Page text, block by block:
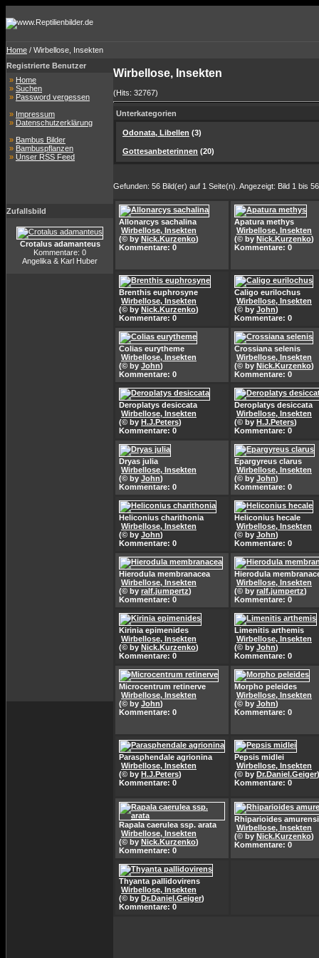
Home / Wirbellose, Insekten
Registrierte Benutzer
» Home
» Suchen
» Password vergessen
» Impressum
» Datenschutzerklärung
» Bambus Bilder
» Bambuspflanzen
» Unser RSS Feed
Zufallsbild
Crotalus adamanteus
Kommentare: 0
Angelika & Karl Huber
Wirbellose, Insekten
(Hits: 32767)
Unterkategorien
Odonata, Libellen (3)
Gottesanbeterinnen (20)
Gefunden: 56 Bild(er) auf 1 Seite(n). Angezeigt: Bild 1 bis
Allonarcys sachalina
Wirbellose, Insekten
(© by Nick.Kurzenko)
Kommentare: 0
Apatura methys
Wirbellose, Insekten
(© by Nick.Kurzenko)
Kommentare: 0
Brenthis euphrosyne
Wirbellose, Insekten
(© by Nick.Kurzenko)
Kommentare: 0
Caligo eurilochus
Wirbellose, Insekten
(© by John)
Kommentare: 0
Colias eurytheme
Wirbellose, Insekten
(© by John)
Kommentare: 0
Crossiana selenis
Wirbellose, Insekten
(© by Nick.Kurzenko)
Kommentare: 0
Deroplatys desiccata
Wirbellose, Insekten
(© by H.J.Peters)
Kommentare: 0
Deroplatys desiccata
Wirbellose, Insekten
(© by H.J.Peters)
Kommentare: 0
Dryas julia
Wirbellose, Insekten
(© by John)
Kommentare: 0
Epargyreus clarus
Wirbellose, Insekten
(© by John)
Kommentare: 0
Heliconius charithonia
Wirbellose, Insekten
(© by John)
Kommentare: 0
Heliconius hecale
Wirbellose, Insekten
(© by John)
Kommentare: 0
Hierodula membranacea
Wirbellose, Insekten
(© by ralf.jumpertz)
Kommentare: 0
Hierodula
Wirbellose, Insekten
(© by ralf.jumpertz)
Kommentare: 0
Kirinia epimenides
Wirbellose, Insekten
(© by Nick.Kurzenko)
Kommentare: 0
Limenitis arthemis
Wirbellose, Insekten
(© by John)
Kommentare: 0
Microcentrum retinerve
Wirbellose, Insekten
(© by John)
Kommentare: 0
Morpho peleides
Wirbellose, Insekten
(© by John)
Kommentare: 0
Parasphendale agrionina
Wirbellose, Insekten
(© by H.J.Peters)
Kommentare: 0
Pepsis midlei
Wirbellose, Insekten
(© by Dr.Daniel.Geiger)
Kommentare: 0
Rapala caerulea ssp. arata
Wirbellose, Insekten
(© by Nick.Kurzenko)
Kommentare: 0
Rhiparioides
Wirbellose, Insekten
(© by Nick.Kurzenko)
Kommentare: 0
Thyanta pallidovirens
Wirbellose, Insekten
(© by Dr.Daniel.Geiger)
Kommentare: 0